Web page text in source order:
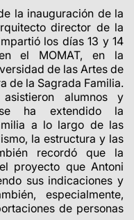
la inauguración de la
director de la
los días 13 y 14
el MOMAT, en la
de las Artes de
de la Sagrada Familia.
alumnos y
ha extendido la
a lo largo de las
la estructura y las
recordó que la
proyecto que Antoni
sus indicaciones y
especialmente,
de personas